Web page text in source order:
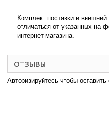
Комплект поставки и внешний
отличаться от указанных на
интернет-магазина.
ОТЗЫВЫ
Авторизируйтесь чтобы оставить